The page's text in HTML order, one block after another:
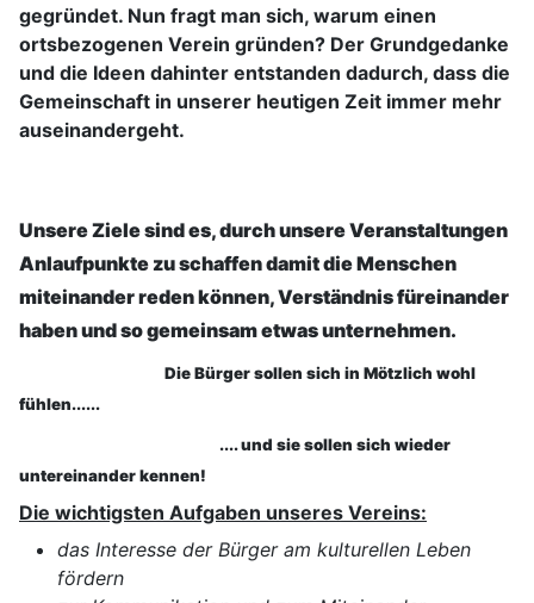
gegründet. Nun fragt man sich, warum einen
ortsbezogenen Verein gründen? Der Grundgedanke
und die Ideen dahinter entstanden dadurch, dass die
Gemeinschaft in unserer heutigen Zeit immer mehr
auseinandergeht.
Unsere Ziele sind es, durch unsere Veranstaltungen
Anlaufpunkte zu schaffen damit die Menschen
miteinander reden können, Verständnis füreinander
haben und so gemeinsam etwas unternehmen.
Die Bürger sollen sich in Mötzlich wohl
fühlen......
.... und sie sollen sich wieder
untereinander kennen!
Die wichtigsten Aufgaben unseres Vereins:
das Interesse der Bürger am kulturellen Leben
fördern